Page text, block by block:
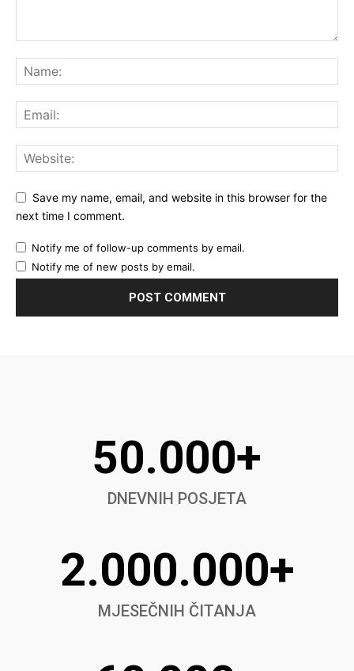
Save my name, email, and website in this browser for the
next time I comment.
Notify me of follow-up comments by email.
Notify me of new posts by email.
50.000+
DNEVNIH POSJETA
2.000.000+
MJESEČNIH ČITANJA